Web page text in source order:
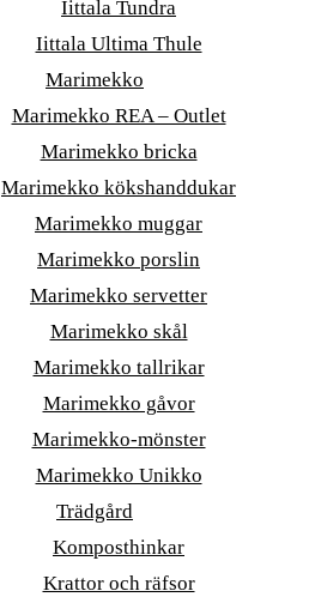
Iittala Tundra
Iittala Ultima Thule
Marimekko
Marimekko REA – Outlet
Marimekko bricka
Marimekko kökshanddukar
Marimekko muggar
Marimekko porslin
Marimekko servetter
Marimekko skål
Marimekko tallrikar
Marimekko gåvor
Marimekko-mönster
Marimekko Unikko
Trädgård
Komposthinkar
Krattor och räfsor